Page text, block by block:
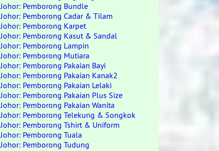
Johor: Pemborong Bundle
Johor: Pemborong Cadar & Tilam
Johor: Pemborong Karpet
Johor: Pemborong Kasut & Sandal
Johor: Pemborong Lampin
Johor: Pemborong Mutiara
Johor: Pemborong Pakaian Bayi
Johor: Pemborong Pakaian Kanak2
Johor: Pemborong Pakaian Lelaki
Johor: Pemborong Pakaian Plus Size
Johor: Pemborong Pakaian Wanita
Johor: Pemborong Telekung & Songkok
Johor: Pemborong Tshirt & Uniform
Johor: Pemborong Tuala
Johor: Pemborong Tudung